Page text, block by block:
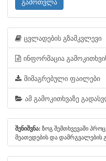
ცვლადების გზამკვლევი
ინფორმაცია
მიმაგრებული ფაილები
ამ გამოკითხვაზე
შენიშვნა: ზოგ შემთხვევაში
მეათედების და დამრგვალების